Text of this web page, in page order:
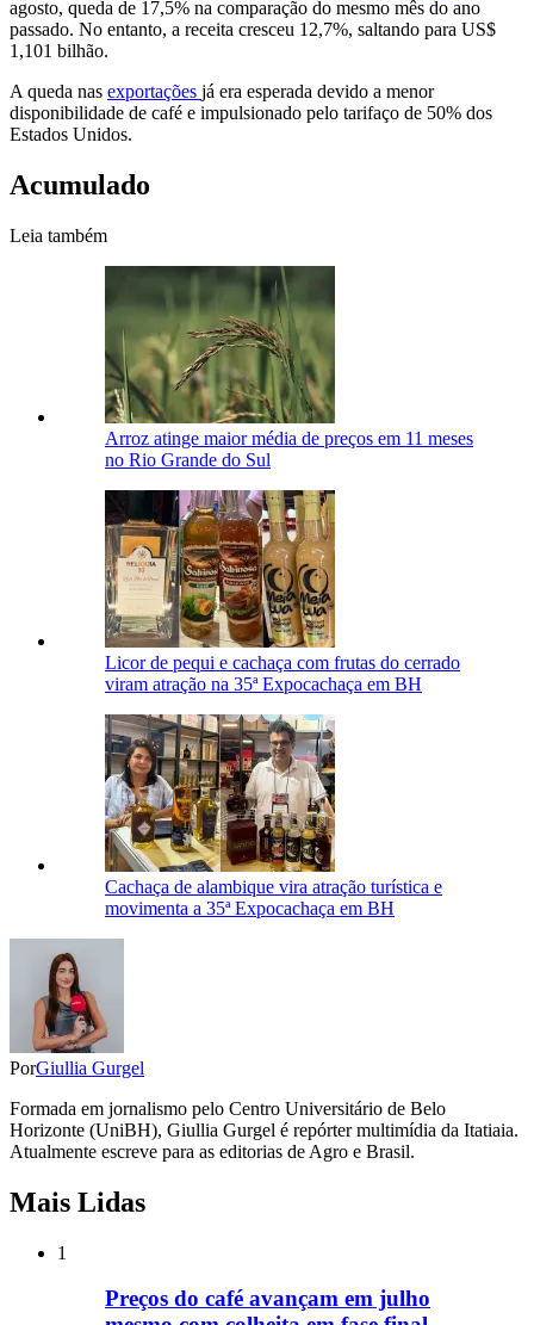
agosto, queda de 17,5% na comparação do mesmo mês do ano
passado. No entanto, a receita cresceu 12,7%, saltando para US$
1,101 bilhão.
A queda nas exportações já era esperada devido a menor
disponibilidade de café e impulsionado pelo tarifaço de 50% dos
Estados Unidos.
Acumulado
Leia também
Arroz atinge maior média de preços em 11 meses
no Rio Grande do Sul
Licor de pequi e cachaça com frutas do cerrado
viram atração na 35ª Expocachaça em BH
Cachaça de alambique vira atração turística e
movimenta a 35ª Expocachaça em BH
PorGiullia Gurgel
Formada em jornalismo pelo Centro Universitário de Belo
Horizonte (UniBH), Giullia Gurgel é repórter multimídia da Itatiaia.
Atualmente escreve para as editorias de Agro e Brasil.
Mais Lidas
1
Preços do café avançam em julho